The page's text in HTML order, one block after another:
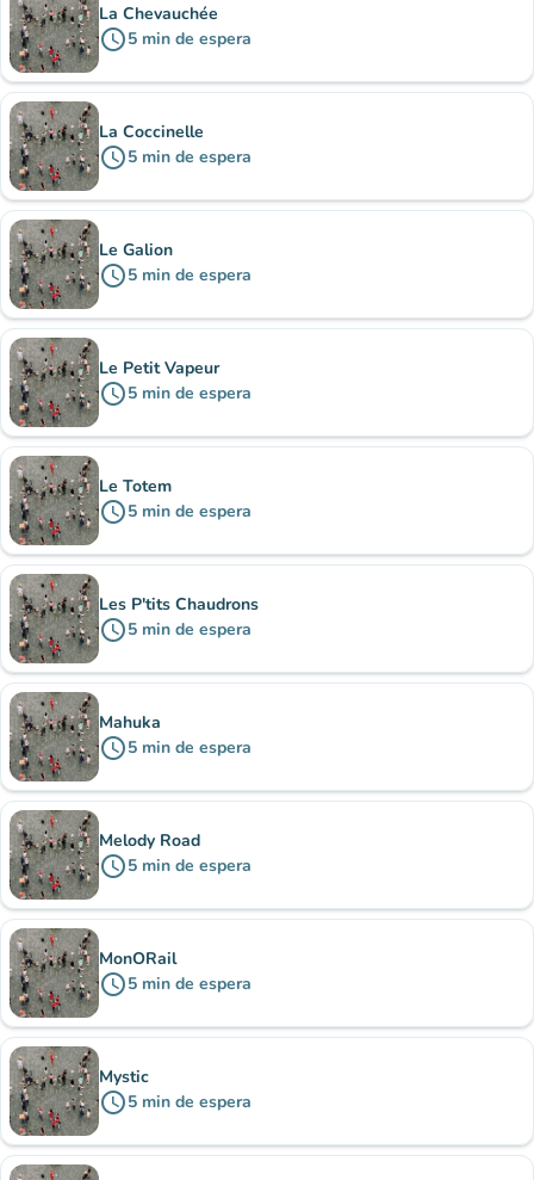
La Chevauchée
schedule5 min de espera
La Coccinelle
schedule5 min de espera
Le Galion
schedule5 min de espera
Le Petit Vapeur
schedule5 min de espera
Le Totem
schedule5 min de espera
Les P'tits Chaudrons
schedule5 min de espera
Mahuka
schedule5 min de espera
Melody Road
schedule5 min de espera
MonORail
schedule5 min de espera
Mystic
schedule5 min de espera